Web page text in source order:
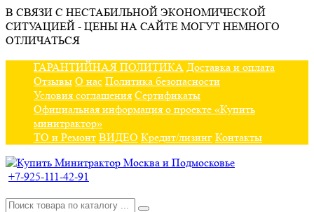
В СВЯЗИ С НЕСТАБИЛЬНОЙ ЭКОНОМИЧЕСКОЙ
СИТУАЦИЕЙ - ЦЕНЫ НА САЙТЕ МОГУТ НЕМНОГО
ОТЛИЧАТЬСЯ
ГАРАНТИЙНАЯ ПОЛИТИКА Доставка и оплата
Отзывы О нас Политика безопасности
Условия соглашения Сертификаты
Официальная информация о проекте «Купить
минитрактор»
ТО и Ремонт ВИДЕО Кредит/лизинг Контакты
+7-925-111-42-91